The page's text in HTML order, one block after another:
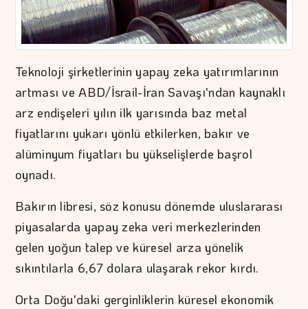
Teknoloji şirketlerinin yapay zeka yatırımlarının
artması ve ABD/İsrail-İran Savaşı'ndan kaynaklı
arz endişeleri yılın ilk yarısında baz metal
fiyatlarını yukarı yönlü etkilerken, bakır ve
alüminyum fiyatları bu yükselişlerde başrol
oynadı.
Bakırın libresi, söz konusu dönemde uluslararası
piyasalarda yapay zeka veri merkezlerinden
gelen yoğun talep ve küresel arza yönelik
sıkıntılarla 6,67 dolara ulaşarak rekor kırdı.
Orta Doğu'daki gerginliklerin küresel ekonomik